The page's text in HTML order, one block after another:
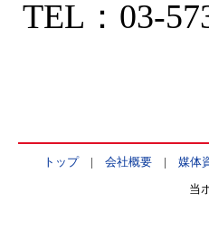
TEL：03-
トップ| 会社概要| 媒体
当